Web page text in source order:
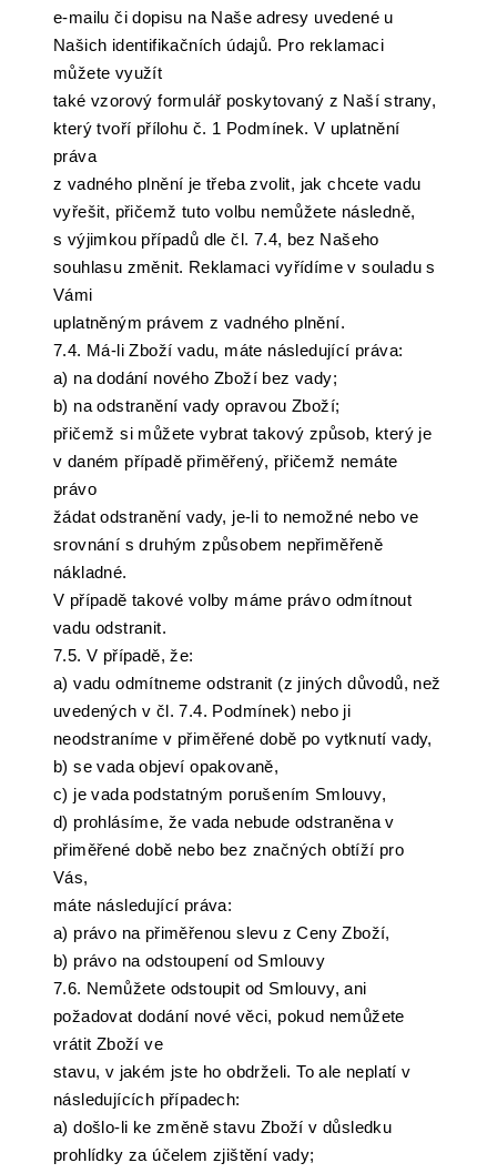
e-mailu či dopisu na Naše adresy uvedené u
Našich identifikačních údajů. Pro reklamaci
můžete využít
také vzorový formulář poskytovaný z Naší strany,
který tvoří přílohu č. 1 Podmínek. V uplatnění
práva
z vadného plnění je třeba zvolit, jak chcete vadu
vyřešit, přičemž tuto volbu nemůžete následně,
s výjimkou případů dle čl. 7.4, bez Našeho
souhlasu změnit. Reklamaci vyřídíme v souladu s
Vámi
uplatněným právem z vadného plnění.
7.4. Má-li Zboží vadu, máte následující práva:
a) na dodání nového Zboží bez vady;
b) na odstranění vady opravou Zboží;
přičemž si můžete vybrat takový způsob, který je
v daném případě přiměřený, přičemž nemáte
právo
žádat odstranění vady, je-li to nemožné nebo ve
srovnání s druhým způsobem nepřiměřeně
nákladné.
V případě takové volby máme právo odmítnout
vadu odstranit.
7.5. V případě, že:
a) vadu odmítneme odstranit (z jiných důvodů, než
uvedených v čl. 7.4. Podmínek) nebo ji
neodstraníme v přiměřené době po vytknutí vady,
b) se vada objeví opakovaně,
c) je vada podstatným porušením Smlouvy,
d) prohlásíme, že vada nebude odstraněna v
přiměřené době nebo bez značných obtíží pro
Vás,
máte následující práva:
a) právo na přiměřenou slevu z Ceny Zboží,
b) právo na odstoupení od Smlouvy
7.6. Nemůžete odstoupit od Smlouvy, ani
požadovat dodání nové věci, pokud nemůžete
vrátit Zboží ve
stavu, v jakém jste ho obdrželi. To ale neplatí v
následujících případech:
a) došlo-li ke změně stavu Zboží v důsledku
prohlídky za účelem zjištění vady;